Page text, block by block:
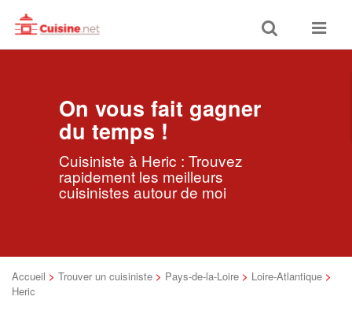
Toggle
search
Toggle
On vous fait gagner
du temps !
Cuisiniste à Heric : Trouvez
rapidement les meilleurs
cuisinistes autour de moi
Accueil > Trouver un cuisiniste > Pays-de-la-Loire > Loire-Atlantique >
Heric